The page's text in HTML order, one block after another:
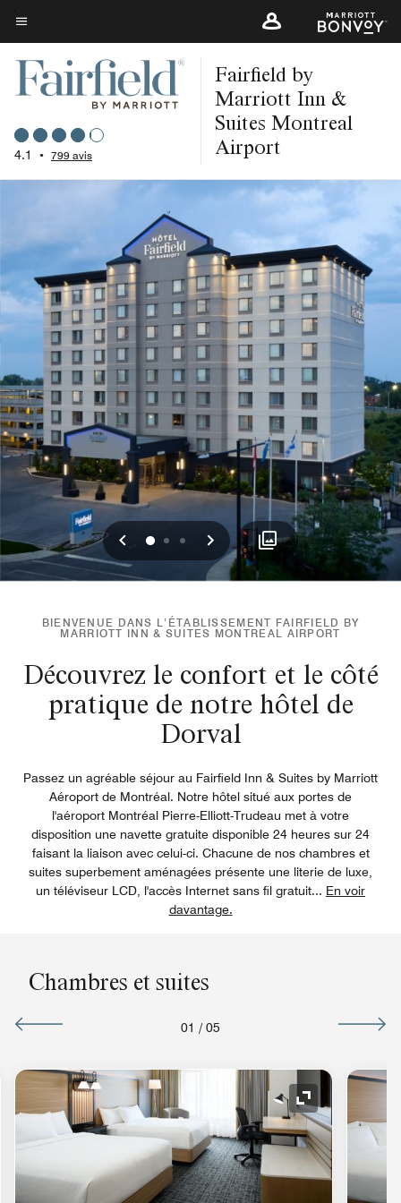
Skip
to
main
content
Texte du menu
4.1 • 799 avis
Fairfield by
Marriott Inn &
Suites Montreal
Airport
Précédent
0 1 2 Suivant
BIENVENUE DANS L’ÉTABLISSEMENT FAIRFIELD BY
MARRIOTT INN & SUITES MONTREAL AIRPORT
Découvrez le confort et le côté
pratique de notre hôtel de
Dorval
Passez un agréable séjour au Fairfield Inn & Suites by Marriott
Aéroport de Montréal. Notre hôtel situé aux portes de
l'aéroport Montréal Pierre-Elliott-Trudeau met à votre
disposition une navette gratuite disponible 24 heures sur 24
faisant la liaison avec celui-ci. Chacune de nos chambres et
suites superbement aménagées présente une literie de luxe,
un téléviseur LCD, l'accès Internet sans fil gratuit... En voir
davantage.
Chambres et suites
01 / 05
de développement Icône de